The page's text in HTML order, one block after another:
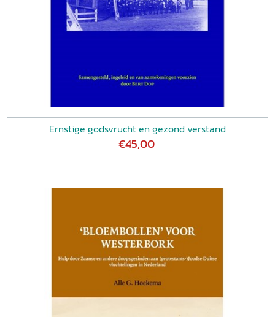
Ernstige godsvrucht en gezond verstand
€45,00